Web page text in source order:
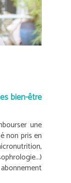
bien-être
une
non pris en